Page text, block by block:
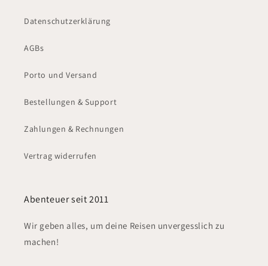
Datenschutzerklärung
AGBs
Porto und Versand
Bestellungen & Support
Zahlungen & Rechnungen
Vertrag widerrufen
Abenteuer seit 2011
Wir geben alles, um deine Reisen unvergesslich zu
machen!